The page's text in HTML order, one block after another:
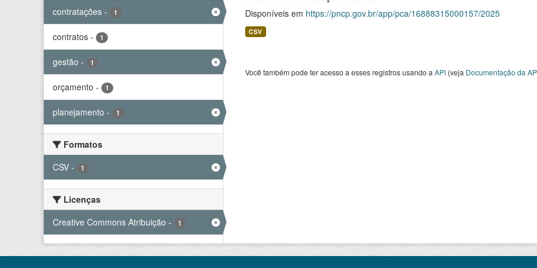
contratações - 1
contratos - 1
gestão - 1
orçamento - 1
planejamento - 1
Formatos
CSV - 1
Licenças
Creative Commons Atribuição - 1
Disponíveis em https://pncp.gov.br/app/pca/16888315000157/2025
CSV
Você também pode ter acesso a esses registros usando a API(veja Documentação da